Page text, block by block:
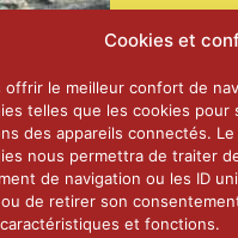
Cookies et
offrir le meilleur confort de
telles que les cookies pour
des appareils connectés.
nous permettra de traiter
de navigation ou les ID
de retirer son
et fonctions.
Aînés – Noël
14